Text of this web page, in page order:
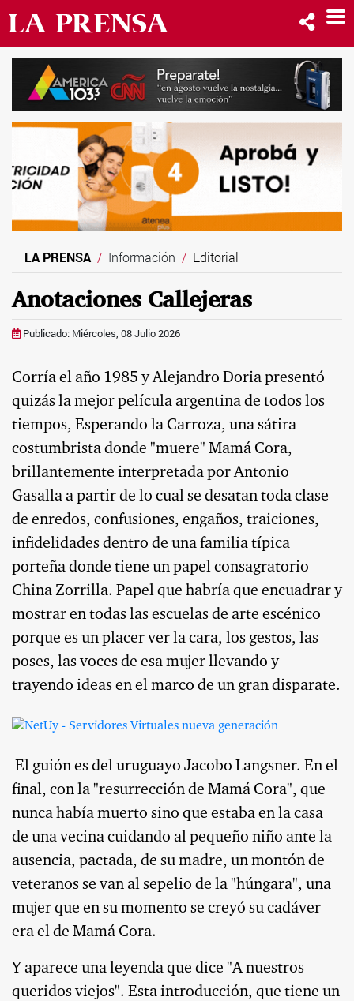
LA PRENSA Información Editorial
Anotaciones Callejeras
Publicado: Miércoles, 08 Julio 2026
Corría el año 1985 y Alejandro Doria presentó
quizás la mejor película argentina de todos los
tiempos, Esperando la Carroza, una sátira
costumbrista donde "muere" Mamá Cora,
brillantemente interpretada por Antonio
Gasalla a partir de lo cual se desatan toda clase
de enredos, confusiones, engaños, traiciones,
infidelidades dentro de una familia típica
porteña donde tiene un papel consagratorio
China Zorrilla. Papel que habría que encuadrar y
mostrar en todas las escuelas de arte escénico
porque es un placer ver la cara, los gestos, las
poses, las voces de esa mujer llevando y
trayendo ideas en el marco de un gran disparate.
El guión es del uruguayo Jacobo Langsner. En el
final, con la "resurrección de Mamá Cora", que
nunca había muerto sino que estaba en la casa
de una vecina cuidando al pequeño niño ante la
ausencia, pactada, de su madre, un montón de
veteranos se van al sepelio de la "húngara", una
mujer que en su momento se creyó su cadáver
era el de Mamá Cora.
Y aparece una leyenda que dice "A nuestros
queridos viejos". Esta introducción, que tiene un